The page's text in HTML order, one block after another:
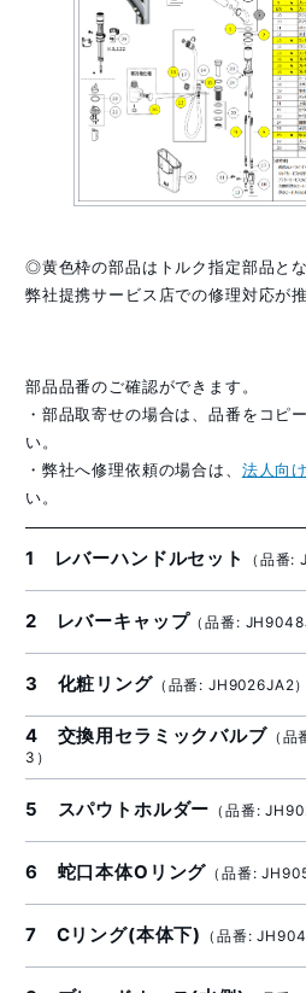
◎黄色枠の部品はトルク指定部品とな
弊社提携サービス店での修理対応が推
部品品番のご確認ができます。
・部品取寄せの場合は、品番をコピ
い。
・弊社へ修理依頼の場合は、 法人向
い。
1 レバーハンドルセット （品番:
2 レバーキャップ（品番:
3 化粧リング（品番: JH9026JA2）
4 交換用セラミックバルブ （
3）
5 スパウトホルダー （品番:
6 蛇口本体Oリング （品番:
7 Cリング(本体下) （品番: